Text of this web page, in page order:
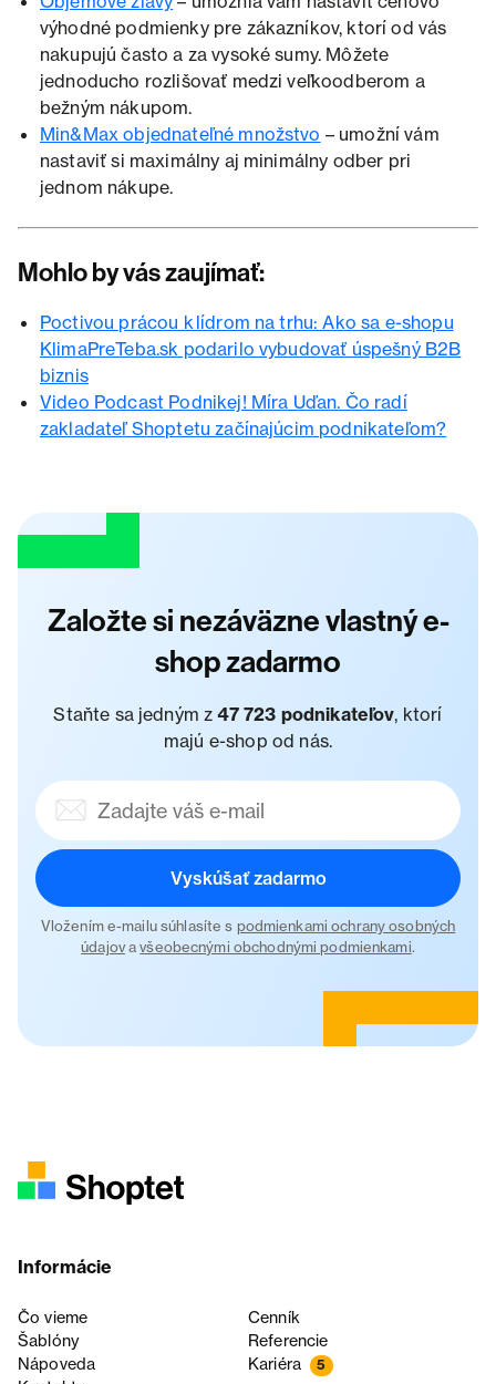
výhodné podmienky pre zákazníkov, ktorí od vás
nakupujú často a za vysoké sumy. Môžete
jednoducho rozlišovať medzi veľkoodberom a
bežným nákupom.
Min&Max objednateľné množstvo – umožní vám
nastaviť si maximálny aj minimálny odber pri
jednom nákupe.
Mohlo by vás zaujímať:
Poctivou prácou k lídrom na trhu: Ako sa e-shopu
KlimaPreTeba.sk podarilo vybudovať úspešný B2B
biznis
Video Podcast Podnikej! Míra Uďan. Čo radí
zakladateľ Shoptetu začínajúcim podnikateľom?
Založte si nezáväzne vlastný e-
shop zadarmo
Staňte sa jedným z47 723 podnikateľov, ktorí
majú e-shop od nás.
Vyskúšať zadarmo
Vložením e-mailu súhlasíte s podmienkami ochrany osobných
údajovavšeobecnými obchodnými podmienkami.
Informácie
Čo vieme
Cenník
Šablóny
Referencie
Nápoveda
Kariéra 5